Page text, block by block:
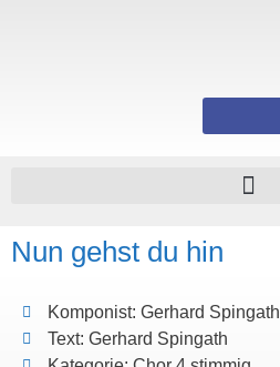
Nun gehst du hin
Komponist: Gerhard Spingath
Text: Gerhard Spingath